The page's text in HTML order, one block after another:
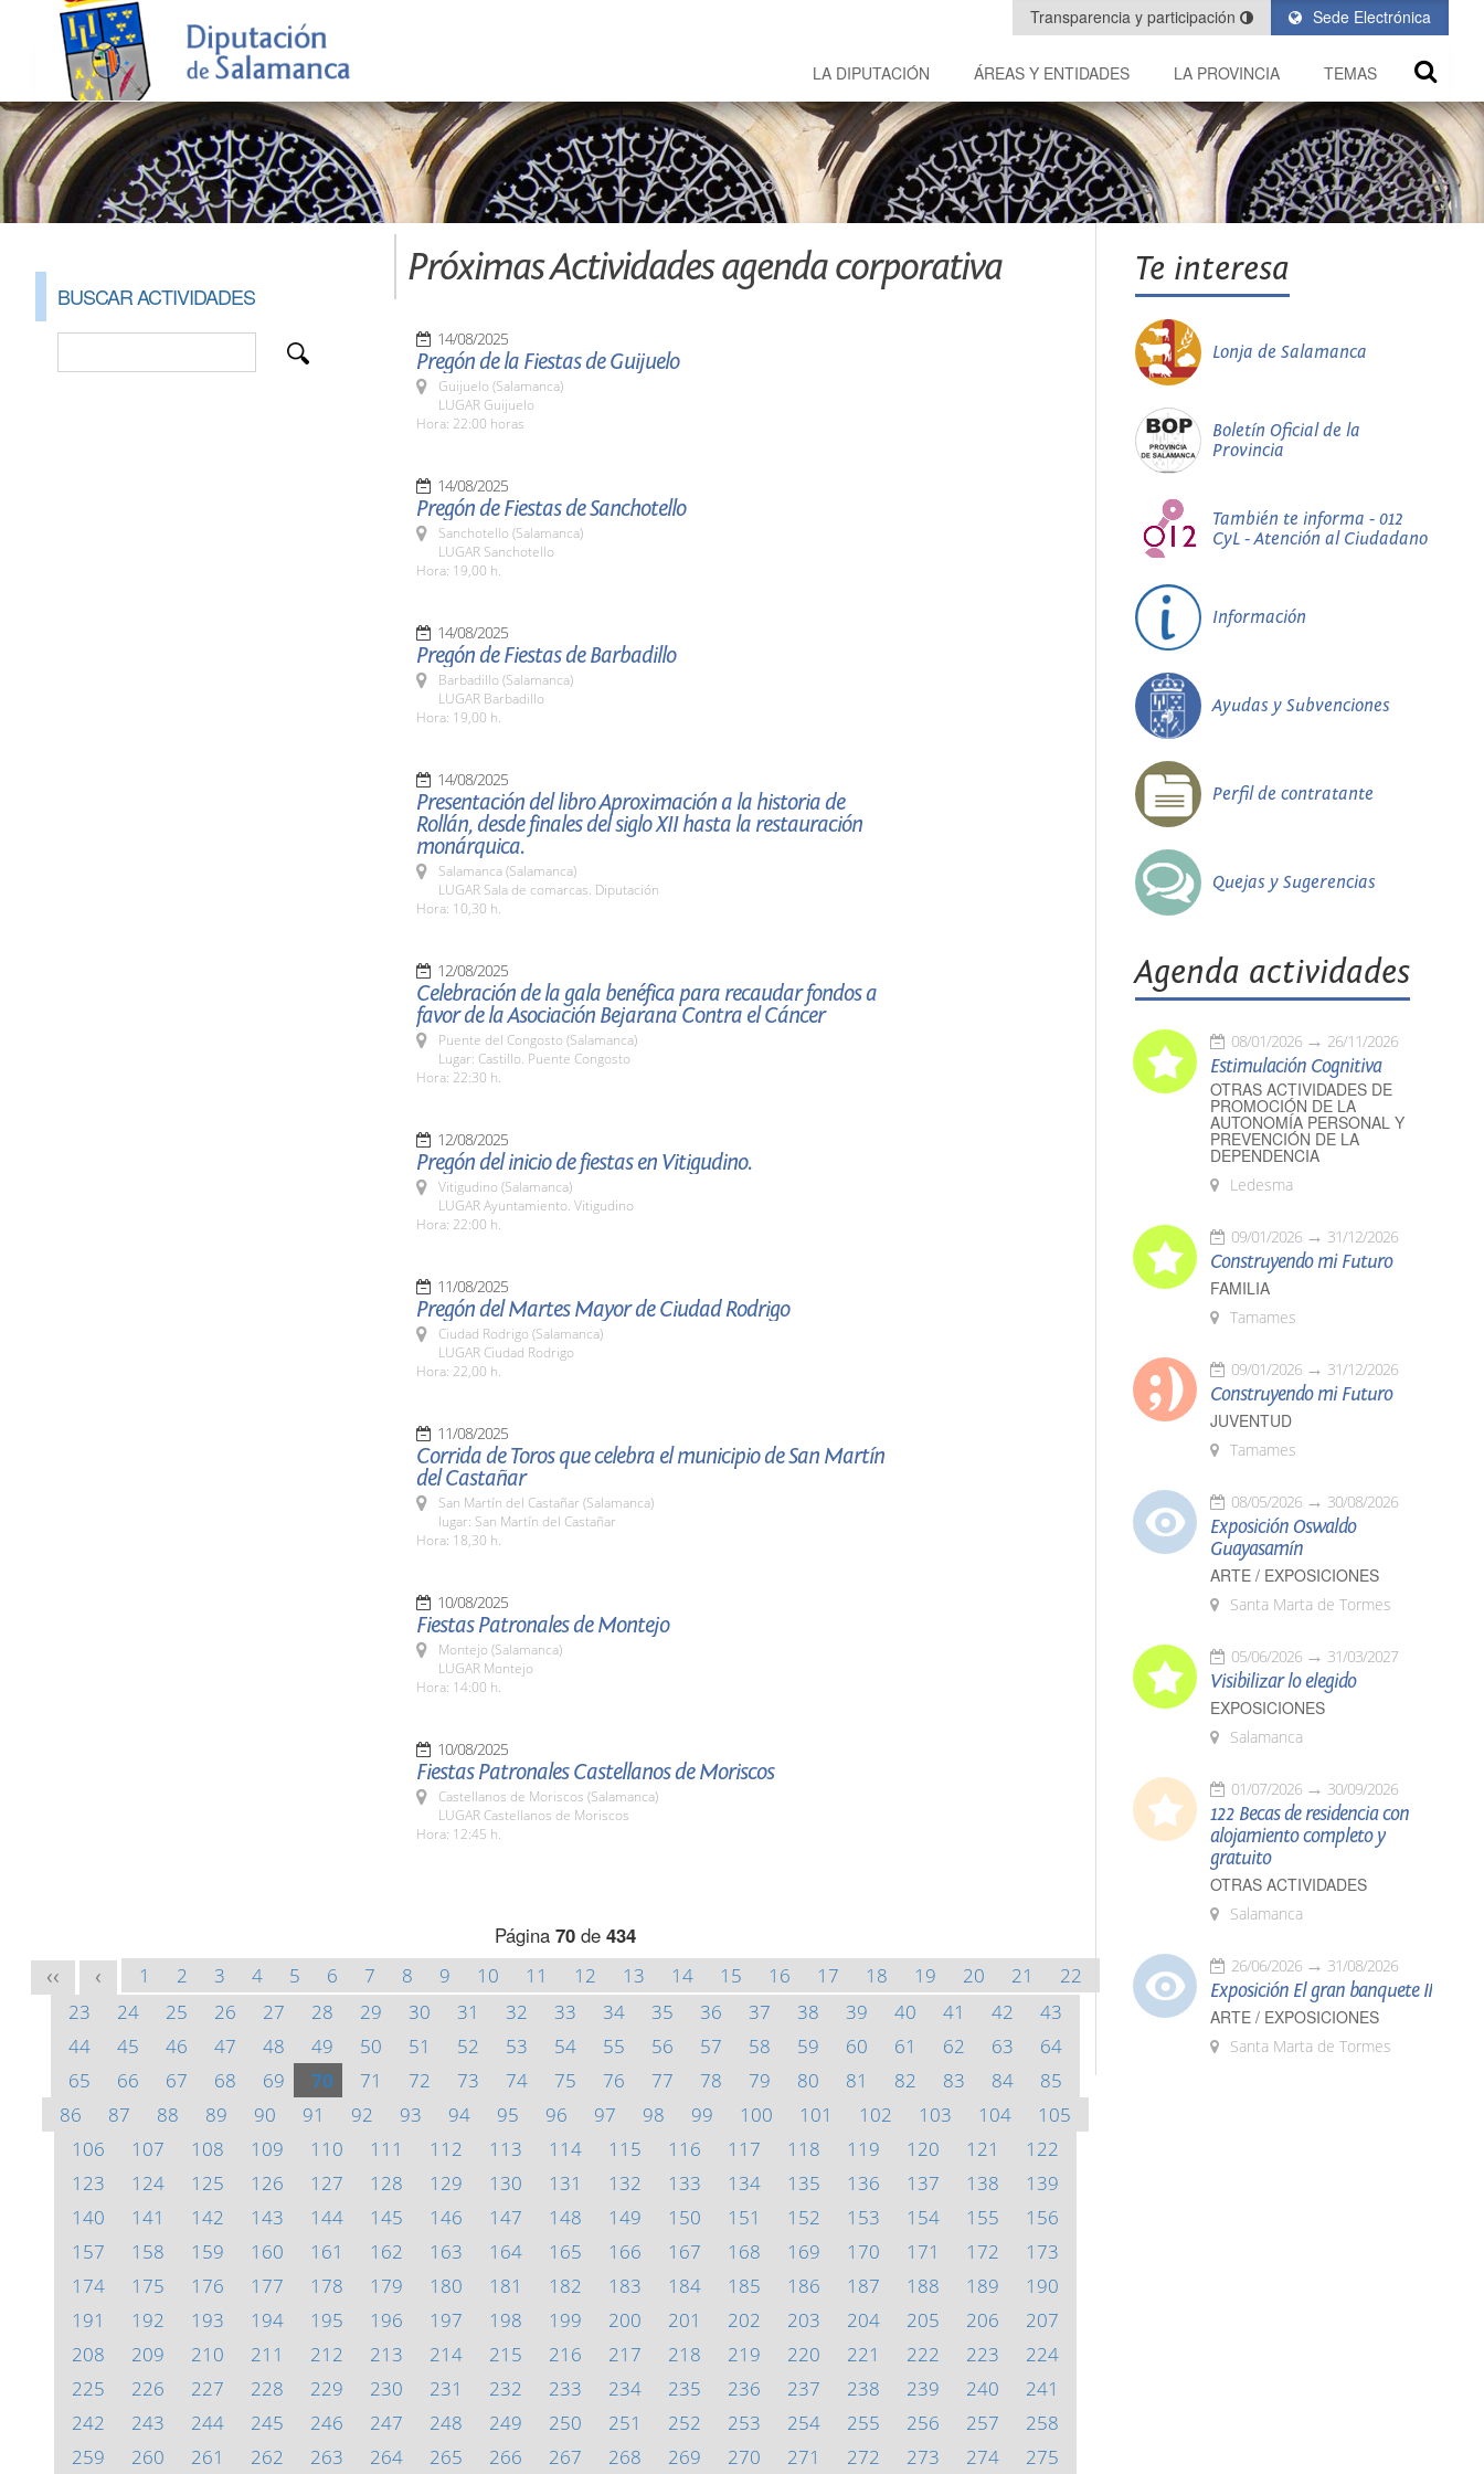
Sede Electrónica
Transparencia y participación
LA DIPUTACIÓN ÁREAS Y ENTIDADES LA PROVINCIA TEMAS
BUSCAR ACTIVIDADES
Próximas Actividades agenda corporativa
14/08/2025
Pregón de la Fiestas de Guijuelo
Guijuelo (Salamanca)
LUGAR Guijuelo
Hora: 22:00 horas
14/08/2025
Pregón de Fiestas de Sanchotello
Sanchotello (Salamanca)
LUGAR Sanchotello
Hora: 19,00 h.
14/08/2025
Pregón de Fiestas de Barbadillo
Barbadillo (Salamanca)
LUGAR Barbadillo
Hora: 19,00 h.
14/08/2025
Presentación del libro Aproximación a la historia de
Rollán, desde finales del siglo XII hasta la restauración
monárquica.
Salamanca (Salamanca)
LUGAR Sala de comarcas. Diputación
Hora: 10,30 h.
12/08/2025
Celebración de la gala benéfica para recaudar fondos a
favor de la Asociación Bejarana Contra el Cáncer
Puente del Congosto (Salamanca)
Lugar: Castillo. Puente Congosto
Hora: 22:30 h.
12/08/2025
Pregón del inicio de fiestas en Vitigudino.
Vitigudino (Salamanca)
LUGAR Ayuntamiento. Vitigudino
Hora: 22:00 h.
11/08/2025
Pregón del Martes Mayor de Ciudad Rodrigo
Ciudad Rodrigo (Salamanca)
LUGAR Ciudad Rodrigo
Hora: 22,00 h.
11/08/2025
Corrida de Toros que celebra el municipio de San Martín
del Castañar
San Martín del Castañar (Salamanca)
lugar: San Martín del Castañar
Hora: 18,30 h.
10/08/2025
Fiestas Patronales de Montejo
Montejo (Salamanca)
LUGAR Montejo
Hora: 14:00 h.
10/08/2025
Fiestas Patronales Castellanos de Moriscos
Castellanos de Moriscos (Salamanca)
LUGAR Castellanos de Moriscos
Hora: 12:45 h.
Página 70 de 434
<< < 1 2 3 4 5 6 7 8 9 10 11 12 13 14 15 16 17 18 19 20 21
22
23
24 25 26 27 28 29 30 31 32 33 34 35 36 37 38 39 40 41 42
43
44
45 46 47 48 49 50 51 52 53 54 55 56 57 58 59 60 61 62 63
64
65
66 67 68 69 70 71 72 73 74 75 76 77 78 79 80 81 82 83 84
85
86
87 88 89 90 91 92 93 94 95 96 97 98 99 100 101 102 103 104
105
106
107 108 109 110 111 112 113 114 115 116 117 118 119 120 121
122
123
124 125 126 127 128 129 130 131 132 133 134 135 136 137 138
139
140
141 142 143 144 145 146 147 148 149 150 151 152 153 154 155
156
157
158 159 160 161 162 163 164 165 166 167 168 169 170 171 172
173
174
175 176 177 178 179 180 181 182 183 184 185 186 187 188 189
190
191
192 193 194 195 196 197 198 199 200 201 202 203 204 205 206
207
208
209 210 211 212 213 214 215 216 217 218 219 220 221 222 223
224
225
226 227 228 229 230 231 232 233 234 235 236 237 238 239 240
241
242
243 244 245 246 247 248 249 250 251 252 253 254 255 256 257
258
259
260 261 262 263 264 265 266 267 268 269 270 271 272 273 274 275
Te interesa
Lonja de Salamanca
Boletín Oficial de la
Provincia
También te informa - 012
CyL - Atención al Ciudadano
Información
Ayudas y Subvenciones
Perfil de contratante
Quejas y Sugerencias
Agenda actividades
08/01/2026 26/11/2026
Estimulación Cognitiva
OTRAS ACTIVIDADES DE
PROMOCIÓN DE LA
AUTONOMÍA PERSONAL Y
PREVENCIÓN DE LA
DEPENDENCIA
Ledesma
09/01/2026 31/12/2026
Construyendo mi Futuro
FAMILIA
Tamames
09/01/2026 31/12/2026
Construyendo mi Futuro
JUVENTUD
Tamames
08/05/2026 30/08/2026
Exposición Oswaldo
Guayasamín
ARTE / EXPOSICIONES
Santa Marta de Tormes
05/06/2026 31/03/2027
Visibilizar lo elegido
EXPOSICIONES
Salamanca
01/07/2026 30/09/2026
122 Becas de residencia con
alojamiento completo y
gratuito
OTRAS ACTIVIDADES
Salamanca
26/06/2026 31/08/2026
Exposición El gran banquete II
ARTE / EXPOSICIONES
Santa Marta de Tormes